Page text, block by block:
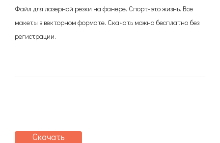
Файл для лазерной резки на фанере. Спорт-это жизнь. Все
макеты в векторном формате. Скачать можно бесплатно без
регистрации.
Скачать